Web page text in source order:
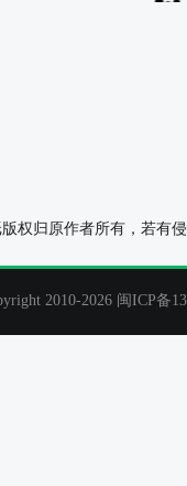
权归原作者所有，若
2010-2026 闽ICP备